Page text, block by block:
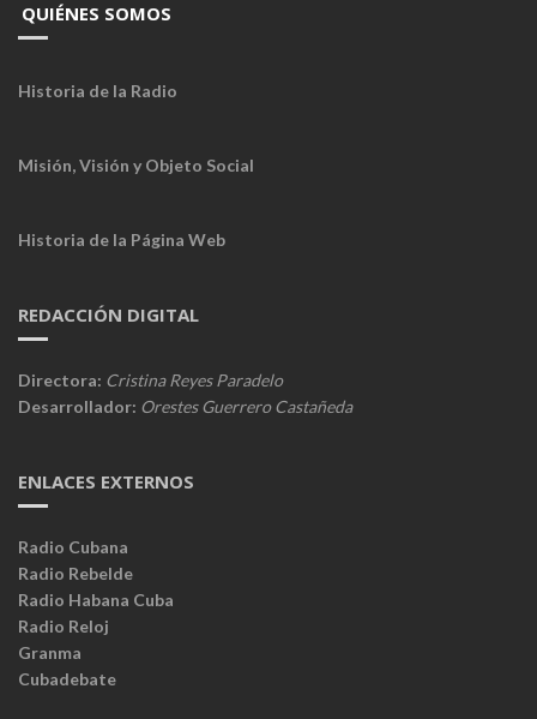
QUIÉNES SOMOS
Historia de la Radio
Misión, Visión y Objeto Social
Historia de la Página Web
REDACCIÓN DIGITAL
Directora: Cristina Reyes Paradelo
Desarrollador: Orestes Guerrero Castañeda
ENLACES EXTERNOS
Radio Cubana
Radio Rebelde
Radio Habana Cuba
Radio Reloj
Granma
Cubadebate